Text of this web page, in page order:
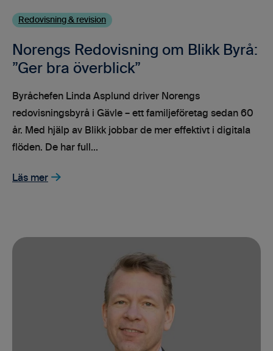
Redovisning & revision
Norengs Redovisning om Blikk Byrå:
”Ger bra överblick”
Byråchefen Linda Asplund driver Norengs
redovisningsbyrå i Gävle – ett familjeföretag sedan 60
år. Med hjälp av Blikk jobbar de mer effektivt i digitala
flöden. De har full...
Läs mer